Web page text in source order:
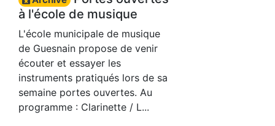
à l'école de musique
L'école municipale de musique
de Guesnain propose de venir
écouter et essayer les
instruments pratiqués lors de sa
semaine portes ouvertes. Au
programme : Clarinette / L...